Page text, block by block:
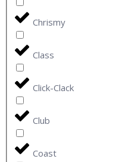
Chrismy
Class
Click-Clack
Club
Coast